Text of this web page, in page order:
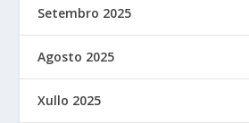
Setembro 2025
Agosto 2025
Xullo 2025